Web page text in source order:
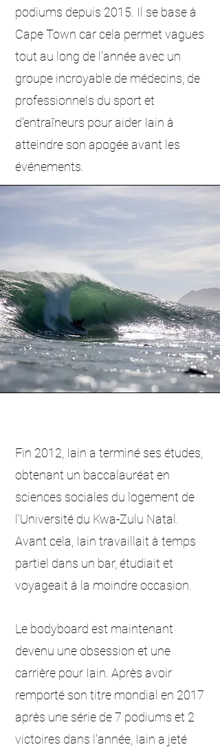
podiums depuis 2015. Il se base à
Cape Town car cela permet vagues
tout au long de l'année avec un
groupe incroyable de médecins, de
professionnels du sport et
d'entraîneurs pour aider Iain à
atteindre son apogée avant les
événements.
Fin 2012, Iain a terminé ses études,
obtenant un baccalauréat en
sciences sociales du logement de
l'Université du Kwa-Zulu Natal.
Avant cela, Iain travaillait à temps
partiel dans un bar, étudiait et
voyageait à la moindre occasion.
Le bodyboard est maintenant
devenu une obsession et une
carrière pour Iain. Après avoir
remporté son titre mondial en 2017
après une série de 7 podiums et 2
victoires dans l'année, Iain a jeté